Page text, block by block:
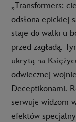
„Transformers:
odsłona epickiej
staje do walki u
przed zagładą.
ukrytą na
odwiecznej
Deceptikonami.
serwuje widzom
efektów